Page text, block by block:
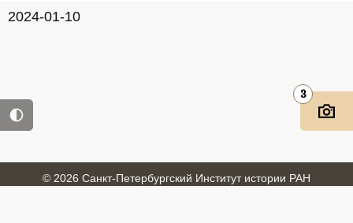
2024-01-10
3
© 2026 Санкт-Петербургский Институт истории РАН